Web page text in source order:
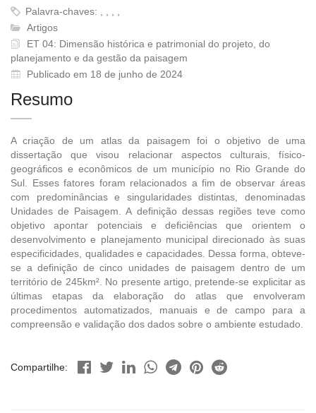
Palavra-chaves: , , , ,
Artigos
ET 04: Dimensão histórica e patrimonial do projeto, do
planejamento e da gestão da paisagem
Publicado em 18 de junho de 2024
Resumo
A criação de um atlas da paisagem foi o objetivo de uma
dissertação que visou relacionar aspectos culturais, físico-
geográficos e econômicos de um município no Rio Grande do
Sul. Esses fatores foram relacionados a fim de observar áreas
com predominâncias e singularidades distintas, denominadas
Unidades de Paisagem. A definição dessas regiões teve como
objetivo apontar potenciais e deficiências que orientem o
desenvolvimento e planejamento municipal direcionado às suas
especificidades, qualidades e capacidades. Dessa forma, obteve-
se a definição de cinco unidades de paisagem dentro de um
território de 245km². No presente artigo, pretende-se explicitar as
últimas etapas da elaboração do atlas que envolveram
procedimentos automatizados, manuais e de campo para a
compreensão e validação dos dados sobre o ambiente estudado.
Compartilhe: